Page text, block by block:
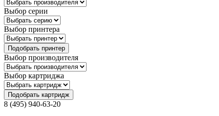
Выбор серии
Выбор принтера
Подобрать принтер
Выбор производителя
Выбор картриджа
Подобрать картридж
8 (495) 940-63-20